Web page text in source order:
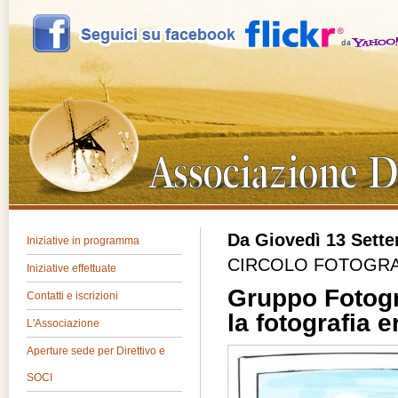
Iniziative in programma
Iniziative effettuate
Contatti e iscrizioni
L'Associazione
Aperture sede per Direttivo e
SOCI
Da Giovedì 13
CIRCOLO
Gruppo
la fotografia